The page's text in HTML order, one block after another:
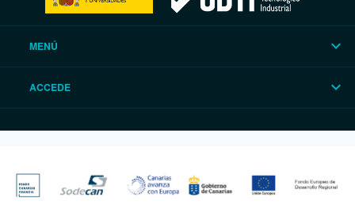
MENÚ
ACCEDE